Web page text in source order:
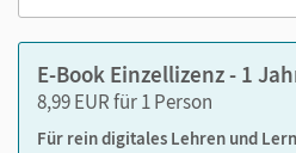
E-Book Einzellizenz - 1
8,99 EUR für 1 Person
Für rein digitales Lehren und